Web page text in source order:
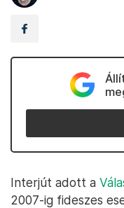
Interjút adott a
2007-ig fideszes